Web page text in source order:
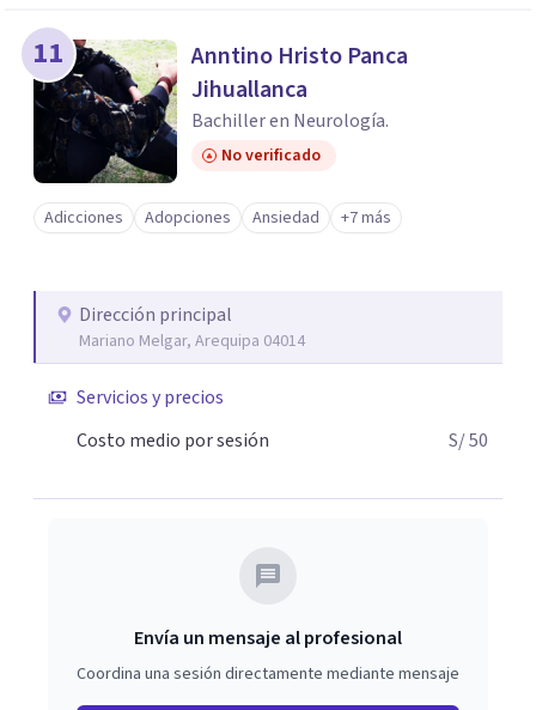
11
Anntino Hristo Panca
Jihuallanca
Bachiller en Neurología.
No verificado
Adicciones Adopciones Ansiedad +7 más
Dirección principal
Mariano Melgar, Arequipa 04014
Servicios y precios
Costo medio por sesión
S/ 50
Envía un mensaje al profesional
Coordina una sesión directamente mediante mensaje